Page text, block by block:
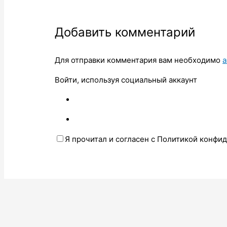
Добавить комментарий
Для отправки комментария вам необходимо
Войти, используя социальный аккаунт
Я прочитал и согласен с Политикой